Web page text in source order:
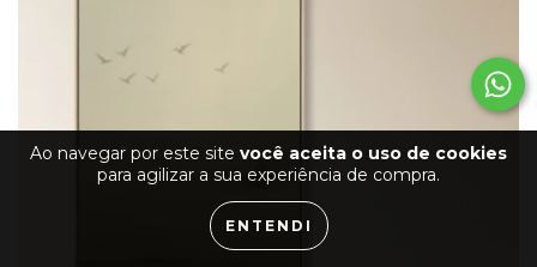
Ao navegar por este site você aceita o uso de cookies
para agilizar a sua experiência de compra.
ENTENDI